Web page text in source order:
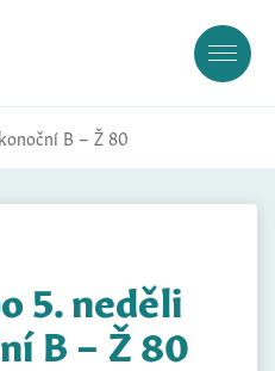
B – Ž 80
5. neděli
B – Ž 80